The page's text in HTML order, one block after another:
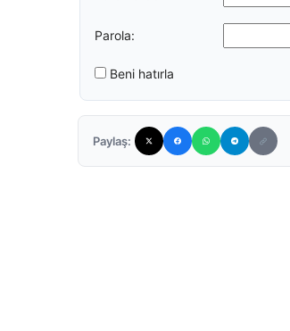
Parola:
Beni hatırla
Paylaş: